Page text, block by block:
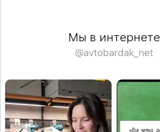
Мы в интернете
@avtobardak_net